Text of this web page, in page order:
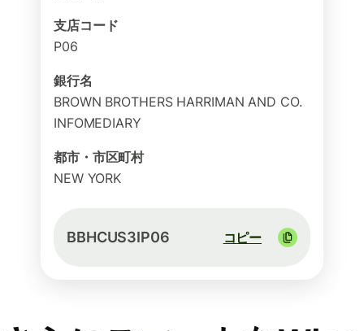
支店コード
P06
銀行名
BROWN BROTHERS HARRIMAN AND CO.
INFOMEDIARY
都市・市区町村
NEW YORK
BBHCUS3IP06 コピー